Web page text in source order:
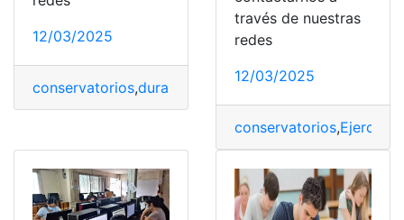
12/03/2025
conservatorios,durante Evaluación Institutos
través de nuestras
redes
12/03/2025
conservatorios,